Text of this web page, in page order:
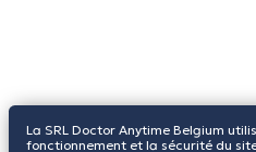
La SRL Doctor Anytime Belgium
fonctionnement et la sécurité du